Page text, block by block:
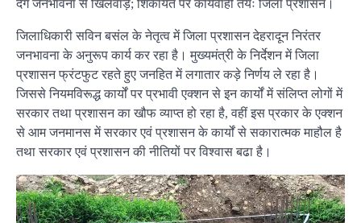
देंगे जनभावना से खिलवाड़; शिकायत पर कार्यवाही तयः जिला प्रशासन।
जिलाधिकारी सविन बसंल के नेतृत्व में जिला प्रशासन देहरादून निरंतर
जनभावना के अनुरूप कार्य कर रहा है। मुख्यमंत्री के निर्देशन में जिला
प्रशासन फ्रंटफुट रहते हुए जनहित में लगातार कड़े निर्णय ले रहा है।
जिससे नियमविरूद्ध कार्यों पर प्रभावी एक्शन से इन कार्यों में संलिप्त लोगों में
सरकार तथा प्रशासन का खौफ व्याप्त हो रहा है, वहीं इस प्रकार के एक्शन
से आम जनमानस में सरकार एवं प्रशासन के कार्यों से सकारात्मक माहौल है
तथा सरकार एवं प्रशासन की नीतियों पर विश्वास बढा है।